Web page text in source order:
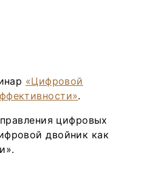
Мероприятия
Каталог компаний
«Цифровой
.
цифровых
двойник как